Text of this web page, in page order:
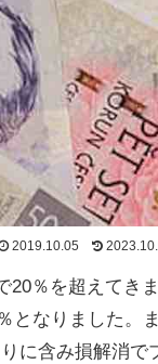
2019.10.05
20％を超えてき
となりました。ま
に含み損解消で